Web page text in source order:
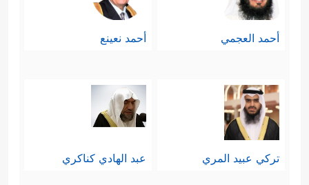
أحمد العجمي أحمد نعينع
تركي عبيد المري عبد الهادي كناكري